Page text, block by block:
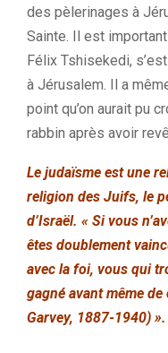
des pèlerinages à
Sainte. Il est
Félix Tshisekedi,
à Jérusalem. Il a
point qu’on aurait pu
rabbin après avoir
Le judaïsme est une
religion des Juifs, le
d’Israël. « Si vous
êtes doublement
avec la foi, vous qui
gagné avant même
Garvey, 1887-1940) ».